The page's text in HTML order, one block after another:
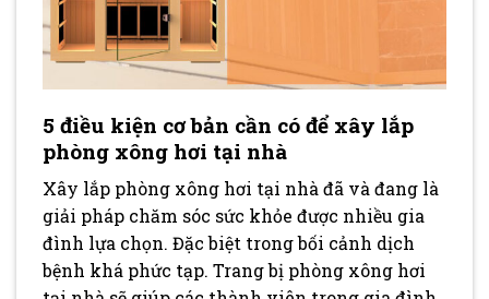
5 điều kiện cơ bản cần có để xây lắp
phòng xông hơi tại nhà
Xây lắp phòng xông hơi tại nhà đã và đang là
giải pháp chăm sóc sức khỏe được nhiều gia
đình lựa chọn. Đặc biệt trong bối cảnh dịch
bệnh khá phức tạp. Trang bị phòng xông hơi